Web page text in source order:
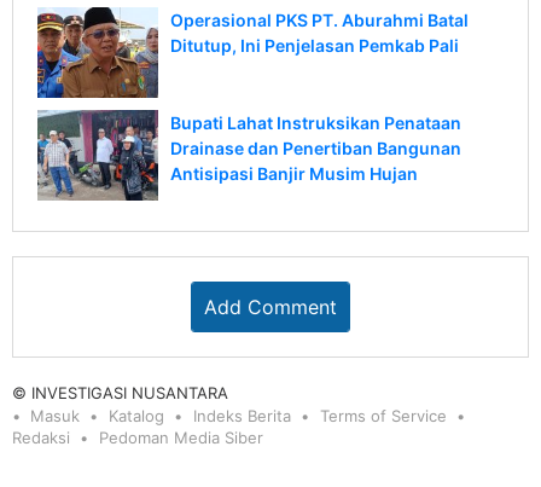
Operasional PKS PT. Aburahmi Batal
Ditutup, Ini Penjelasan Pemkab Pali
Bupati Lahat Instruksikan Penataan
Drainase dan Penertiban Bangunan
Antisipasi Banjir Musim Hujan
Add Comment
© INVESTIGASI NUSANTARA
Masuk
Katalog Indeks Berita
Terms of Service
Redaksi
Pedoman Media Siber